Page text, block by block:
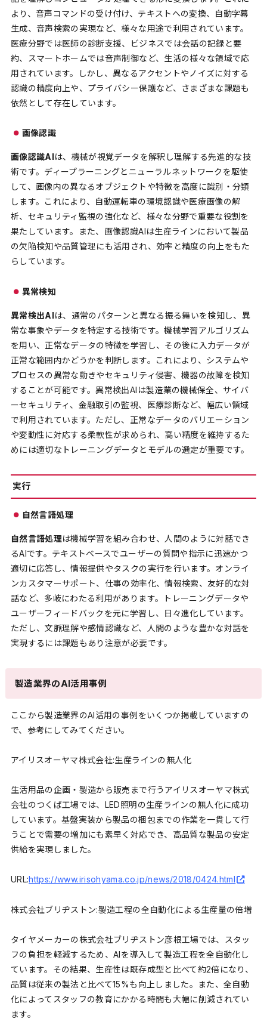
より、音声コマンドの受け付け、テキストへの変換、自動字幕
生成、音声検索の実現など、様々な用途で利用されています。
医療分野では医師の診断支援、ビジネスでは会話の記録と要
約、スマートホームでは音声制御など、生活の様々な領域で応
用されています。しかし、異なるアクセントやノイズに対する
認識の精度向上や、プライバシー保護など、さまざまな課題も
依然として存在しています。
画像認識
画像認識AI は、機械が視覚データを解釈し理解する先進的な技
術です。ディープラーニングとニューラルネットワークを駆使
して、画像内の異なるオブジェクトや特徴を高度に識別・分類
します。これにより、自動運転車の環境認識や医療画像の解
析、セキュリティ監視の強化など、様々な分野で重要な役割を
果たしています。また、画像認識AIは生産ラインにおいて製品
の欠陥検知や品質管理にも活用され、効率と精度の向上をもた
らしています。
異常検知
異常検出AIは、通常のパターンと異なる振る舞いを検知し、異
常な事象やデータを特定する技術です。機械学習アルゴリズム
を用い、正常なデータの特徴を学習し、その後に入力データが
正常な範囲内かどうかを判断します。これにより、システムや
プロセスの異常な動きやセキュリティ侵害、機器の故障を検知
することが可能です。異常検出AIは製造業の機械保全、サイバ
ーセキュリティ、金融取引の監視、医療診断など、幅広い領域
で利用されています。ただし、正常なデータのバリエーション
や変動性に対応する柔軟性が求められ、高い精度を維持するた
めには適切なトレーニングデータとモデルの選定が重要です。
実行
自然言語処理
自然言語処理は機械学習を組み合わせ、人間のように対話でき
るAIです。テキストベースでユーザーの質問や指示に迅速かつ
適切に応答し、情報提供やタスクの実行を行います。オンライ
ンカスタマーサポート、仕事の効率化、情報検索、友好的な対
話など、多岐にわたる利用があります。トレーニングデータや
ユーザーフィードバックを元に学習し、日々進化しています。
ただし、文脈理解や感情認識など、人間のような豊かな対話を
実現するには課題もあり注意が必要です。
製造業界のAI活用事例
ここから製造業界のAI活用の事例をいくつか掲載していますの
で、参考にしてみてください。
アイリスオーヤマ株式会社:生産ラインの無人化
生活用品の企画・製造から販売まで行うアイリスオーヤマ株式
会社のつくば工場では、LED照明の生産ラインの無人化に成功
しています。基盤実装から製品の梱包までの作業を一貫して行
うことで需要の増加にも素早く対応でき、高品質な製品の安定
供給を実現しました。
URL:https://www.irisohyama.co.jp/news/2018/0424.html
株式会社ブリヂストン:製造工程の全自動化による生産量の倍増
タイヤメーカーの株式会社ブリヂストン彦根工場では、スタッ
フの負担を軽減するため、AIを導入して製造工程を全自動化し
ています。その結果、生産性は既存成型と比べて約2倍になり、
品質は従来の製法と比べて15%も向上しました。また、全自動
化によってスタッフの教育にかかる時間も大幅に削減されてい
ます。